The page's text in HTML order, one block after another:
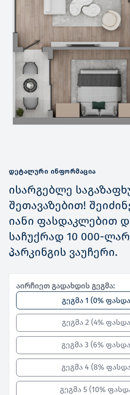
ᲓᲔᲢᲐᲚᲣᲠᲘ ᲘᲜᲤᲝᲠᲛᲐᲪᲘᲐ
ისარგებლე
შეთავაზებით!
იანი ფასდაკლებით
საჩუქრად 10 000-
პარკინგის ვაუჩერი.
აირჩიეთ გადახდის გეგმა:
გეგმა 1 (0%
გეგმა 2 (4%
გეგმა 3 (6%
გეგმა 4 (8%
გეგმა 5 (10%